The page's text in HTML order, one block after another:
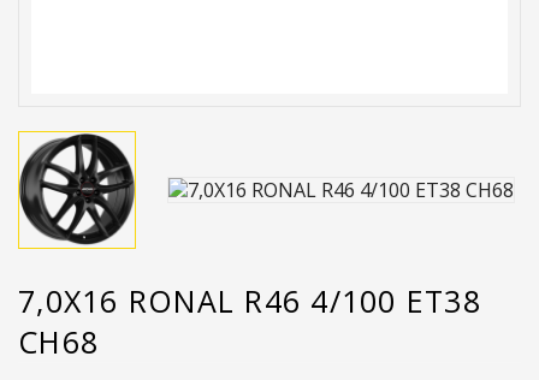
7,0X16 RONAL R46 4/100 ET38
CH68